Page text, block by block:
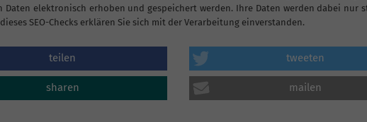
Daten elektronisch erhoben und gespeichert werden. Ihre Daten werden dabei nur
SEO-Checks erklären Sie sich mit der Verarbeitung einverstanden.
teilen tweeten
sharen mailen